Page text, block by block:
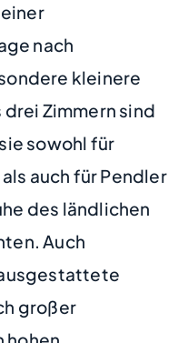
nach
kleinere
Zimmern sind
sowohl für
auch für Pendler
des ländlichen
Auch
großer